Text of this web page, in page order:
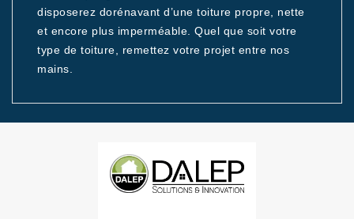
disposerez dorénavant d’une toiture propre, nette
et encore plus imperméable. Quel que soit votre
type de toiture, remettez votre projet entre nos
mains.